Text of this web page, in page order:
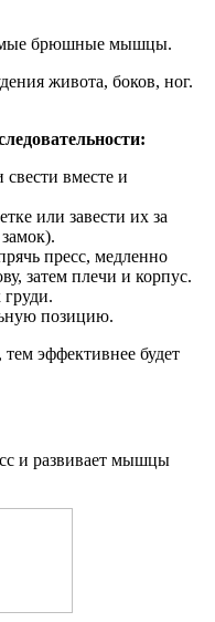
брюшные мышцы.
вместе и
или завести их за
пресс, медленно
затем плечи и корпус.
позицию.
эффективнее будет
и развивает мышцы